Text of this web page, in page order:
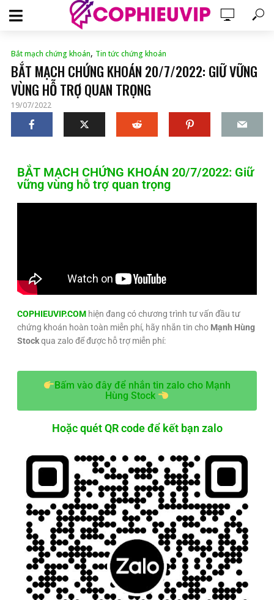
Bắt mạch chứng khoán, Tin tức chứng khoán
BẮT MẠCH CHỨNG KHOÁN 20/7/2022: GIỮ VỮNG
VÙNG HỖ TRỢ QUAN TRỌNG
19/07/2022
BẮT MẠCH CHỨNG KHOÁN 20/7/2022: Giữ
vững vùng hỗ trợ quan trọng
COPHIEUVIP.COM hiện đang có chương trình tư vấn đầu tư
chứng khoán hoàn toàn miễn phí, hãy nhắn tin cho Mạnh Hùng
Stockqua zalo để được hỗ trợ miễn phí:
Bấm vào đây để nhắn tin zalo cho Mạnh
Hùng Stock
Hoặc quét QR code để kết bạn zalo